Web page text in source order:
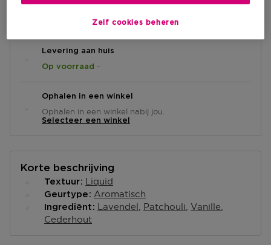
IN WINKELMANDJE
Levering aan huis
Op voorraad -
Ophalen in een winkel
Ophalen in een winkel nabij jou.
Selecteer een winkel
Korte beschrijving
Textuur Liquid
Geurtype Aromatisch
Ingrediënt Lavendel Patchouli Vanille
Cederhout
Zelf cookies beheren